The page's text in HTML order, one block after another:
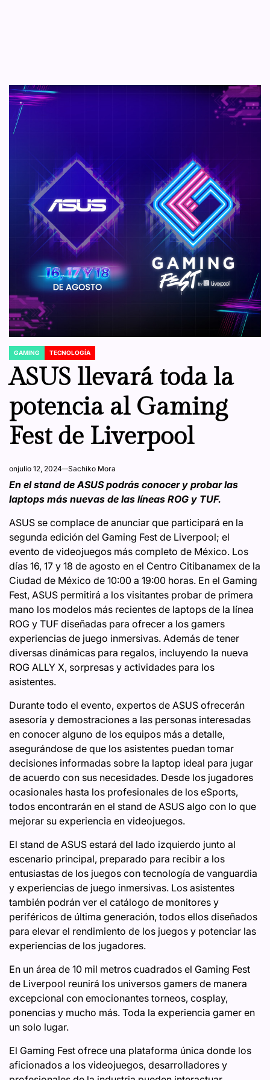
POSTED
IN
GAMING TECNOLOGÍA
ASUS llevará toda la
potencia al Gaming
Fest de Liverpool
onjulio 12, 2024 Sachiko Mora
En el stand de ASUS podrás conocer y probar las
laptops más nuevas de las líneas ROG y TUF.
ASUS se complace de anunciar que participará en la
segunda edición del Gaming Fest de Liverpool; el
evento de videojuegos más completo de México. Los
días 16, 17 y 18 de agosto en el Centro Citibanamex de la
Ciudad de México de 10:00 a 19:00 horas. En el Gaming
Fest, ASUS permitirá a los visitantes probar de primera
mano los modelos más recientes de laptops de la línea
ROG y TUF diseñadas para ofrecer a los gamers
experiencias de juego inmersivas. Además de tener
diversas dinámicas para regalos, incluyendo la nueva
ROG ALLY X, sorpresas y actividades para los
asistentes.
Durante todo el evento, expertos de ASUS ofrecerán
asesoría y demostraciones a las personas interesadas
en conocer alguno de los equipos más a detalle,
asegurándose de que los asistentes puedan tomar
decisiones informadas sobre la laptop ideal para jugar
de acuerdo con sus necesidades. Desde los jugadores
ocasionales hasta los profesionales de los eSports,
todos encontrarán en el stand de ASUS algo con lo que
mejorar su experiencia en videojuegos.
El stand de ASUS estará del lado izquierdo junto al
escenario principal, preparado para recibir a los
entusiastas de los juegos con tecnología de vanguardia
y experiencias de juego inmersivas. Los asistentes
también podrán ver el catálogo de monitores y
periféricos de última generación, todos ellos diseñados
para elevar el rendimiento de los juegos y potenciar las
experiencias de los jugadores.
En un área de 10 mil metros cuadrados el Gaming Fest
de Liverpool reunirá los universos gamers de manera
excepcional con emocionantes torneos, cosplay,
ponencias y mucho más. Toda la experiencia gamer en
un solo lugar.
El Gaming Fest ofrece una plataforma única donde los
aficionados a los videojuegos, desarrolladores y